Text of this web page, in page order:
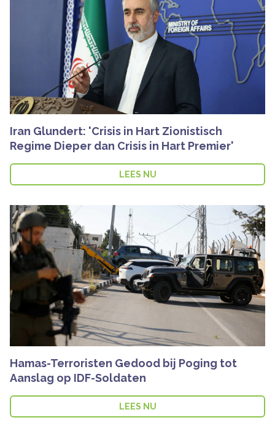
Iran Glundert: 'Crisis in Hart Zionistisch
Regime Dieper dan Crisis in Hart Premier'
LEES NU
Hamas-Terroristen Gedood bij Poging tot
Aanslag op IDF-Soldaten
LEES NU